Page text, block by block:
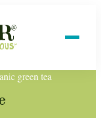
green tea